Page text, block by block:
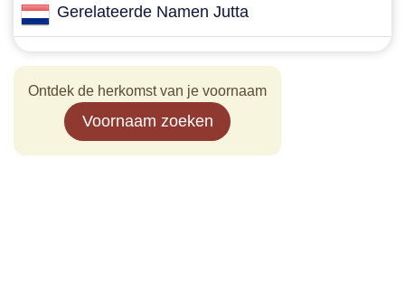
Gerelateerde Namen Jutta
Ontdek de herkomst van je voornaam
Voornaam zoeken